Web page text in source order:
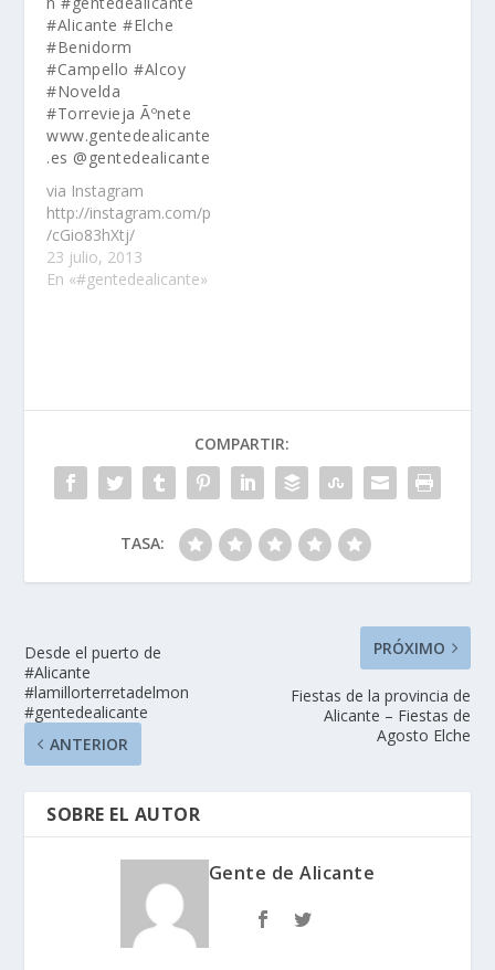
#Alicante #Elche
#Benidorm
#Campello #Alcoy
#Novelda
#Torrevieja Ãºnete
www.gentedealicante
.es @gentedealicante
via Instagram
http://instagram.com/p
/cGio83hXtj/
23 julio, 2013
En «#gentedealicante»
COMPARTIR:
TASA:
Desde el puerto de
#Alicante
#lamillorterretadelmon
#gentedealicante
ANTERIOR
PRÓXIMO
Fiestas de la provincia de
Alicante – Fiestas de
Agosto Elche
SOBRE EL AUTOR
Gente de Alicante